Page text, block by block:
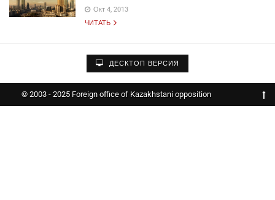
Окт 4, 2013
ЧИТАТЬ
ДЕСКТОП ВЕРСИЯ
© 2003 - 2025 Foreign office of Kazakhstani opposition